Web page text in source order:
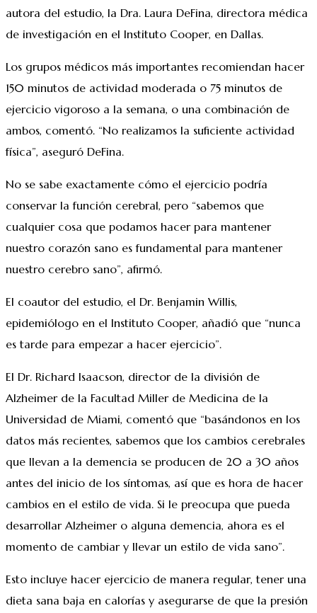
autora del estudio, la Dra. Laura DeFina, directora médica
de investigación en el Instituto Cooper, en Dallas.
Los grupos médicos más importantes recomiendan hacer
150 minutos de actividad moderada o 75 minutos de
ejercicio vigoroso a la semana, o una combinación de
ambos, comentó. “No realizamos la suficiente actividad
física”, aseguró DeFina.
No se sabe exactamente cómo el ejercicio podría
conservar la función cerebral, pero “sabemos que
cualquier cosa que podamos hacer para mantener
nuestro corazón sano es fundamental para mantener
nuestro cerebro sano”, afirmó.
El coautor del estudio, el Dr. Benjamin Willis,
epidemiólogo en el Instituto Cooper, añadió que “nunca
es tarde para empezar a hacer ejercicio”.
El Dr. Richard Isaacson, director de la división de
Alzheimer de la Facultad Miller de Medicina de la
Universidad de Miami, comentó que “basándonos en los
datos más recientes, sabemos que los cambios cerebrales
que llevan a la demencia se producen de 20 a 30 años
antes del inicio de los síntomas, así que es hora de hacer
cambios en el estilo de vida. Si le preocupa que pueda
desarrollar Alzheimer o alguna demencia, ahora es el
momento de cambiar y llevar un estilo de vida sano”.
Esto incluye hacer ejercicio de manera regular, tener una
dieta sana baja en calorías y asegurarse de que la presión